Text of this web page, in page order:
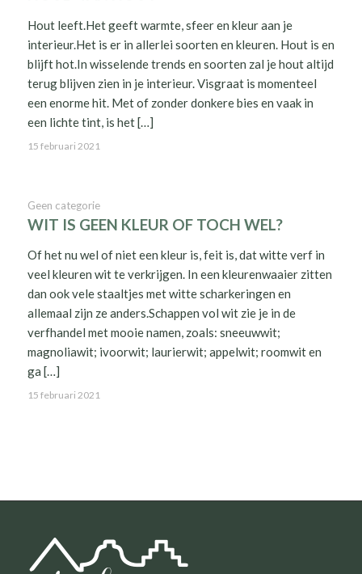
Hout leeft.Het geeft warmte, sfeer en kleur aan je
interieur.Het is er in allerlei soorten en kleuren. Hout is en
blijft hot.In wisselende trends en soorten zal je hout altijd
terug blijven zien in je interieur. Visgraat is momenteel
een enorme hit. Met of zonder donkere bies en vaak in
een lichte tint, is het […]
15 februari 2021
Geen categorie
WIT IS GEEN KLEUR OF TOCH WEL?
Of het nu wel of niet een kleur is, feit is, dat witte verf in
veel kleuren wit te verkrijgen. In een kleurenwaaier zitten
dan ook vele staaltjes met witte scharkeringen en
allemaal zijn ze anders.Schappen vol wit zie je in de
verfhandel met mooie namen, zoals: sneeuwwit;
magnoliawit; ivoorwit; laurierwit; appelwit; roomwit en
ga […]
15 februari 2021